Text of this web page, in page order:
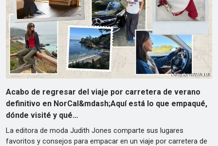
Acabo de regresar del viaje por carretera de verano
definitivo en NorCal&mdash;Aquí está lo que empaqué,
dónde visité y qué…
La editora de moda Judith Jones comparte sus lugares
favoritos y consejos para empacar en un viaje por carretera de